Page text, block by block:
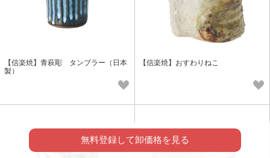
【信楽焼】青萩彫 タンブラー（日本
製）
【信楽焼】おすわりねこ
無料登録して卸価格を見る